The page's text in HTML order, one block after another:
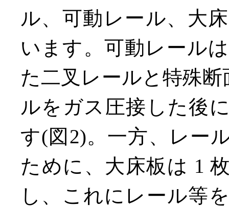
ル、可動レール、大
います。可動レール
た二叉レールと特殊
ルをガス圧接した後
す(図2)。一方、レー
ために、大床板は 1
し、これにレール等